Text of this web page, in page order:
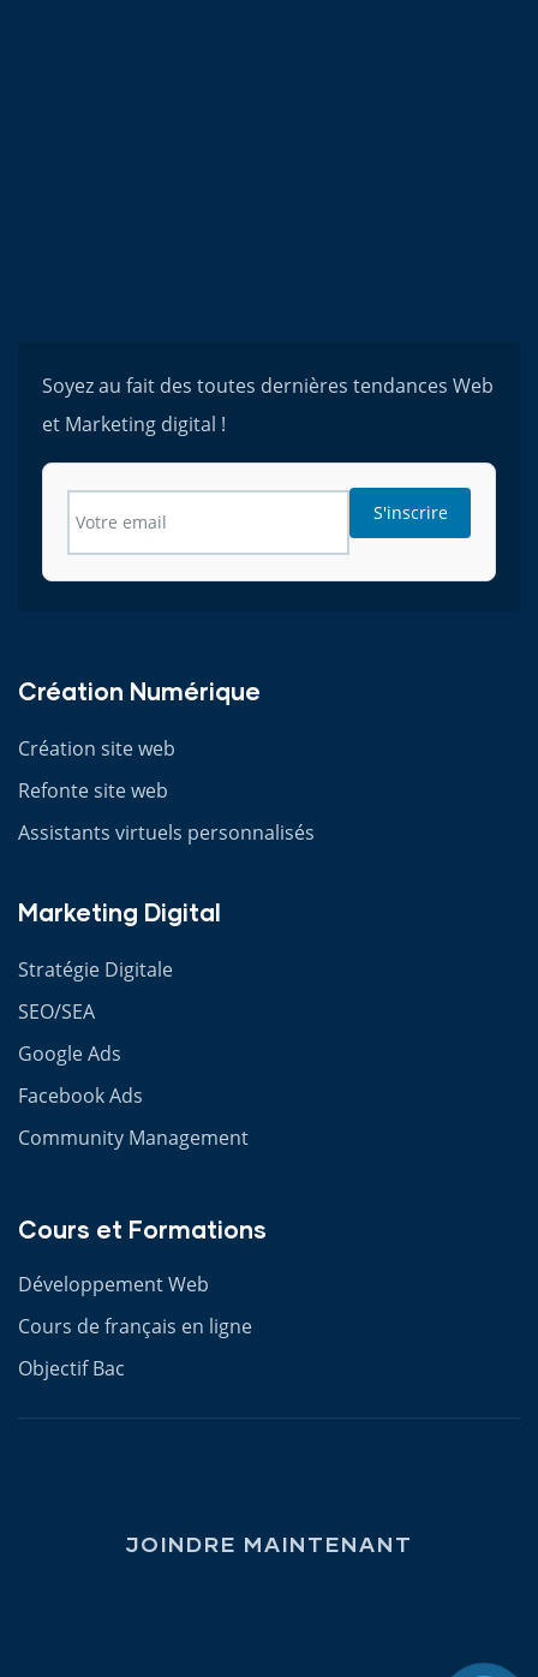
Soyez au fait des toutes dernières tendances Web
et Marketing digital !
S'inscrire
Création Numérique
Création site web
Refonte site web
Assistants virtuels personnalisés
Marketing Digital
Stratégie Digitale
SEO/SEA
Google Ads
Facebook Ads
Community Management
Cours et Formations
Développement Web
Cours de français en ligne
Objectif Bac
JOINDRE MAINTENANT